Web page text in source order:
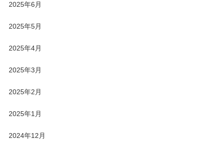
2025年6月
2025年5月
2025年4月
2025年3月
2025年2月
2025年1月
2024年12月